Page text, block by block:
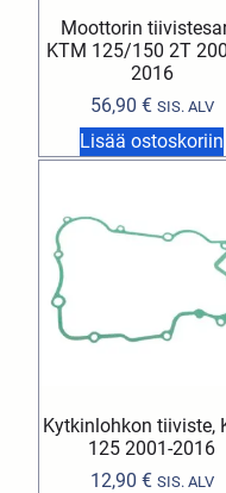
Moottorin
KTM 125/150 2T
2016
56,90 € SIS. ALV
Lisää ostoskoriin
Kytkinlohkon tiiviste,
125 2001-2016
12,90 € SIS. ALV